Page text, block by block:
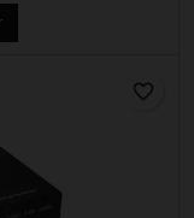
favorite_border